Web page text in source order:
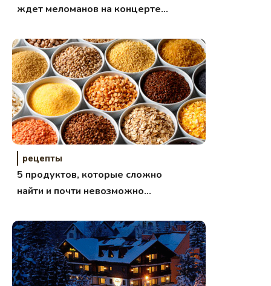
ждет меломанов на концерте
рецепты
5 продуктов, которые сложно
найти и почти невозможно